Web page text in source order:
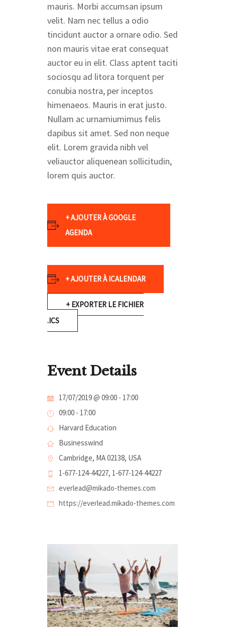
mauris. Morbi accumsan ipsum
velit. Nam nec tellus a odio
tincidunt auctor a ornare odio. Sed
non mauris vitae erat consequat
auctor eu in elit. Class aptent taciti
sociosqu ad litora torquent per
conubia nostra, per inceptos
himenaeos. Mauris in erat justo.
Nullam ac urnamiumimus felis
dapibus sit amet. Sed non neque
elit. Lorem gravida nibh vel
veliauctor aliquenean sollicitudin,
lorem quis auctor.
+ AJOUTER À GOOGLE
AGENDA
+ AJOUTER À ICALENDAR
+ EXPORTER LE FICHIER
.ICS
Event Details
17/07/2019 @ 09:00 - 17:00
09:00 - 17:00
Harvard Education
Businesswind
Cambridge, MA 02138, USA
1-677-124-44227, 1-677-124-44227
everlead@mikado-themes.com
https://everlead.mikado-themes.com